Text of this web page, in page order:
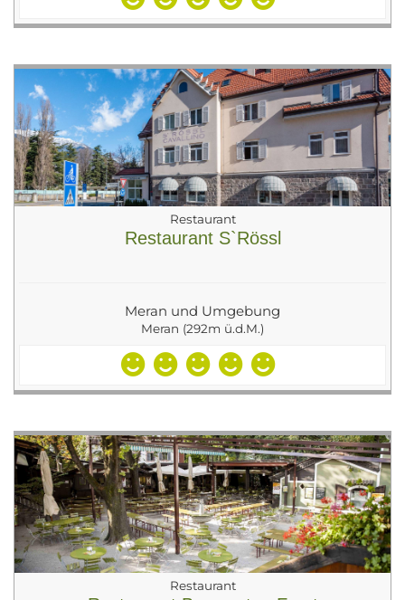
Restaurant
Restaurant S`Rössl
Meran und Umgebung
Meran (292m ü.d.M.)
Restaurant